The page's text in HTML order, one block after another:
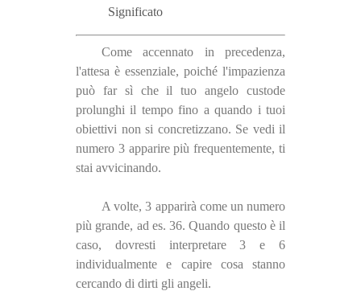
Significato
Come accennato in precedenza,
l'attesa è essenziale, poiché l'impazienza
può far sì che il tuo angelo custode
prolunghi il tempo fino a quando i tuoi
obiettivi non si concretizzano. Se vedi il
numero 3 apparire più frequentemente, ti
stai avvicinando.
A volte, 3 apparirà come un numero
più grande, ad es. 36. Quando questo è il
caso, dovresti interpretare 3 e 6
individualmente e capire cosa stanno
cercando di dirti gli angeli.